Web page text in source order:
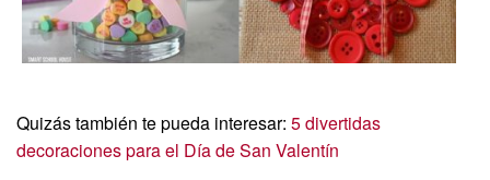
Quizás también te pueda interesar: 5 divertidas
decoraciones para el Día de San Valentín